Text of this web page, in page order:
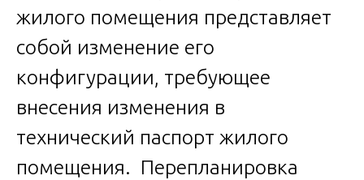
жилого помещения представляет
собой изменение его
конфигурации, требующее
внесения изменения в
технический паспорт жилого
помещения. Перепланировка